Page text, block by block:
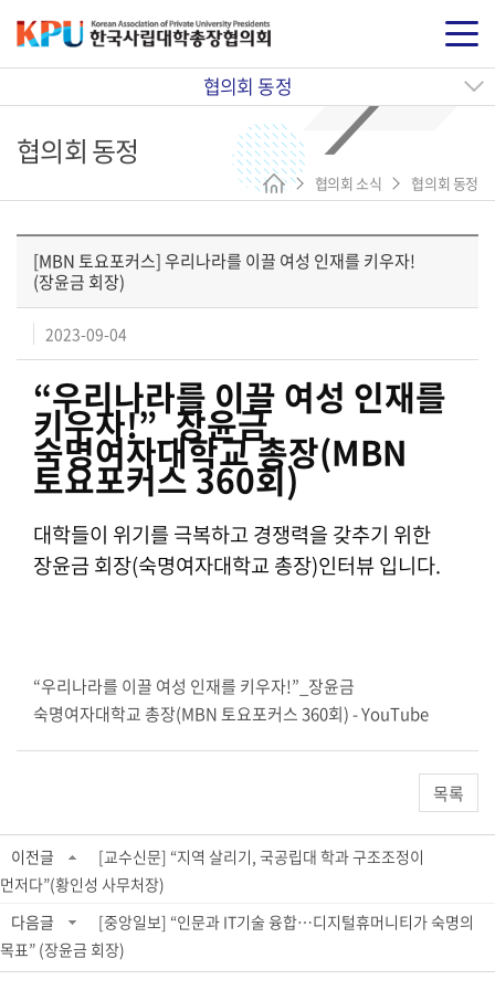
협의회 동정
협의회 동정
협의회 소식 협의회 동정
[MBN 토요포커스] 우리나라를 이끌 여성 인재를 키우자!
(장윤금 회장)
2023-09-04
“우리나라를 이끌 여성 인재를
키우자!”_장윤금
숙명여자대학교 총장(MBN
토요포커스 360회)
대학들이 위기를 극복하고 경쟁력을 갖추기 위한
장윤금 회장(숙명여자대학교 총장)인터뷰 입니다.
“우리나라를 이끌 여성 인재를 키우자!”_장윤금
숙명여자대학교 총장(MBN 토요포커스 360회) - YouTube
목록
이전글
[교수신문] “지역 살리기, 국공립대 학과 구조조정이
먼저다”(황인성 사무처장)
다음글
[중앙일보] “인문과 IT기술 융합…디지털휴머니티가 숙명의
목표” (장윤금 회장)